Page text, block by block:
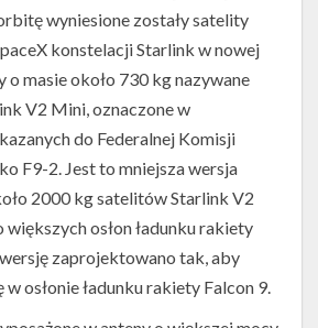
wyniesione zostały satelity
konstelacji Starlink w nowej
o masie około 730 kg nazywane
V2 Mini, oznaczone w
do Federalnej Komisji
F9-2. Jest to mniejsza wersja
2000 kg satelitów Starlink V2
osłon ładunku rakiety
zaprojektowano tak, aby
osłonie ładunku rakiety Falcon 9.